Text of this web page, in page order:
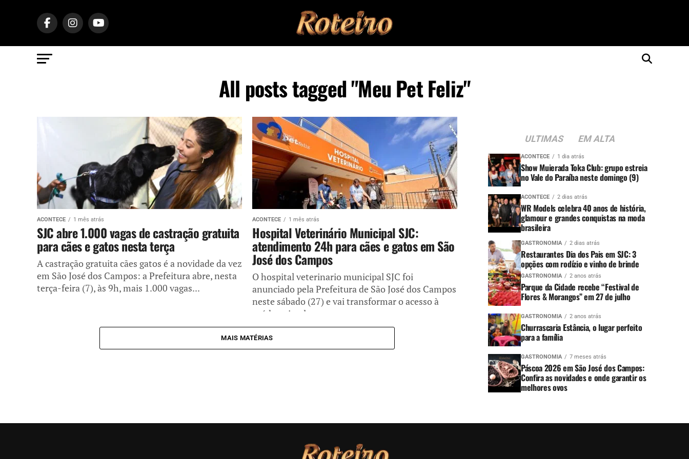
All posts tagged "Meu Pet Feliz"
ACONTECE 1 mês atrás
SJC abre 1.000 vagas de castração gratuita
para cães e gatos nesta terça
A castração gratuita cães gatos é a novidade da vez
em São José dos Campos: a Prefeitura abre, nesta
terça-feira (7), às 9h, mais 1.000 vagas...
ACONTECE 1 mês atrás
Hospital Veterinário Municipal SJC:
atendimento 24h para cães e gatos em São
José dos Campos
O hospital veterinario municipal SJC foi
anunciado pela Prefeitura de São José dos Campos
neste sábado (27) e vai transformar o acesso à
saúde animal na...
MAIS MATÉRIAS
ULTIMAS EM ALTA
ACONTECE 1 dia atrás
Show Muierada Toka Club: grupo estreia
no Vale do Paraíba neste domingo (9)
ACONTECE 2 dias atrás
WR Models celebra 40 anos de história,
glamour e grandes conquistas na moda
brasileira
GASTRONOMIA 2 dias atrás
Restaurantes Dia dos Pais em SJC: 3
opções com rodízio e vinho de brinde
GASTRONOMIA 2 anos atrás
Parque da Cidade recebe “Festival de
Flores & Morangos” em 27 de julho
GASTRONOMIA 2 anos atrás
Churrascaria Estância, o lugar perfeito
para a família
GASTRONOMIA 7 meses atrás
Páscoa 2026 em São José dos Campos:
Confira as novidades e onde garantir os
melhores ovos